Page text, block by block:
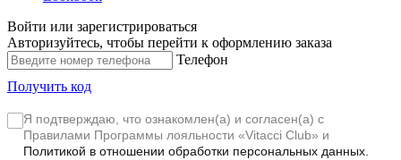
Войти или зарегистрироваться
Авторизуйтесь, чтобы перейти к оформлению заказа
Телефон
Получить код
Я подтверждаю, что ознакомлен(а) и согласен(а) с
Правилами Программы лояльности «Vitacci Club» и
Политикой в отношении обработки персональных данных.